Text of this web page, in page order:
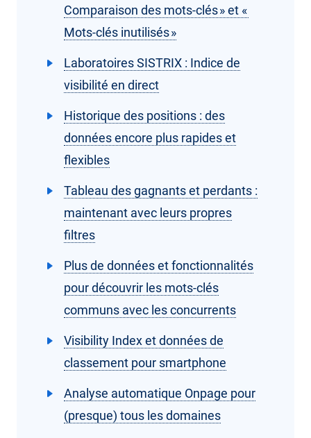
Comparaison des mots-clés » et «
Mots-clés inutilisés »
Laboratoires SISTRIX : Indice de
visibilité en direct
Historique des positions : des
données encore plus rapides et
flexibles
Tableau des gagnants et perdants :
maintenant avec leurs propres
filtres
Plus de données et fonctionnalités
pour découvrir les mots-clés
communs avec les concurrents
Visibility Index et données de
classement pour smartphone
Analyse automatique Onpage pour
(presque) tous les domaines